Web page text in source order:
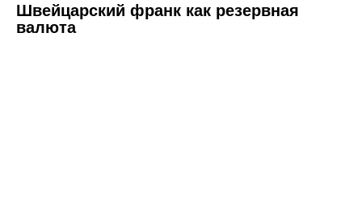
Швейцарский франк как резервная
валюта